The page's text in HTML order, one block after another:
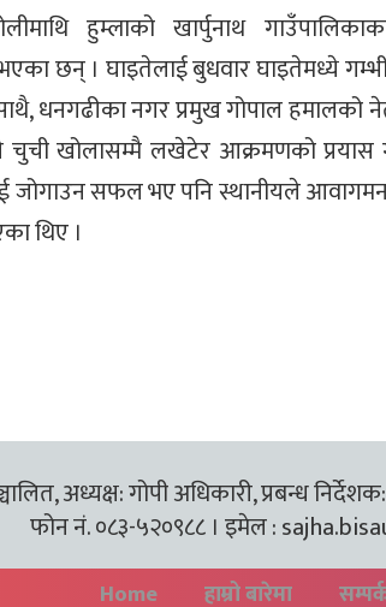
हुम्लाको खार्पुनाथ
छन् । घाइतेलाई बुधवार घाइतेमध्ये
धनगढीका नगर प्रमुख गोपाल हमालको
चुची खोलासम्मै लखेटेर आक्रमणको प्रयास
जोगाउन सफल भए पनि स्थानीयले
थिए ।
अध्यक्ष: गोपी अधिकारी, प्रबन्ध
फोन नं. ०८३-५२०९८८ । इमेल :
Home हाम्रो बारेमा